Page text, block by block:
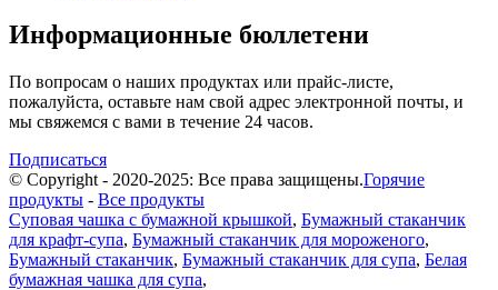
Информационные бюллетени
По вопросам о наших продуктах или прайс-листе,
пожалуйста, оставьте нам свой адрес электронной почты, и
мы свяжемся с вами в течение 24 часов.
Подписаться
© Copyright - 2020-2025: Все права защищены.Горячие
продукты - Все продукты
Суповая чашка с бумажной крышкой, Бумажный стаканчик
для крафт-супа, Бумажный стаканчик для мороженого,
Бумажный стаканчик, Бумажный стаканчик для супа, Белая
бумажная чашка для супа,